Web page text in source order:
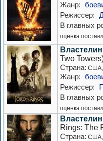
Жанр:
Режиссер:
В главных
оценка
Two
Страна: США,
Жанр:
Режиссер:
В главных
оценка
Rings: The
Страна: США,